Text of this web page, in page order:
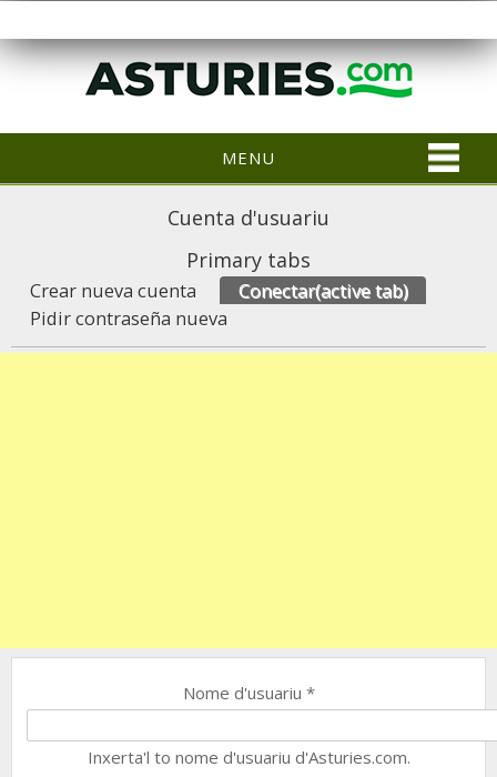
MENU
Cuenta d'usuariu
Primary tabs
Crear nueva cuenta Conectar(active tab)
Pidir contraseña nueva
Nome d'usuariu *
Inxerta'l to nome d'usuariu d'Asturies.com.